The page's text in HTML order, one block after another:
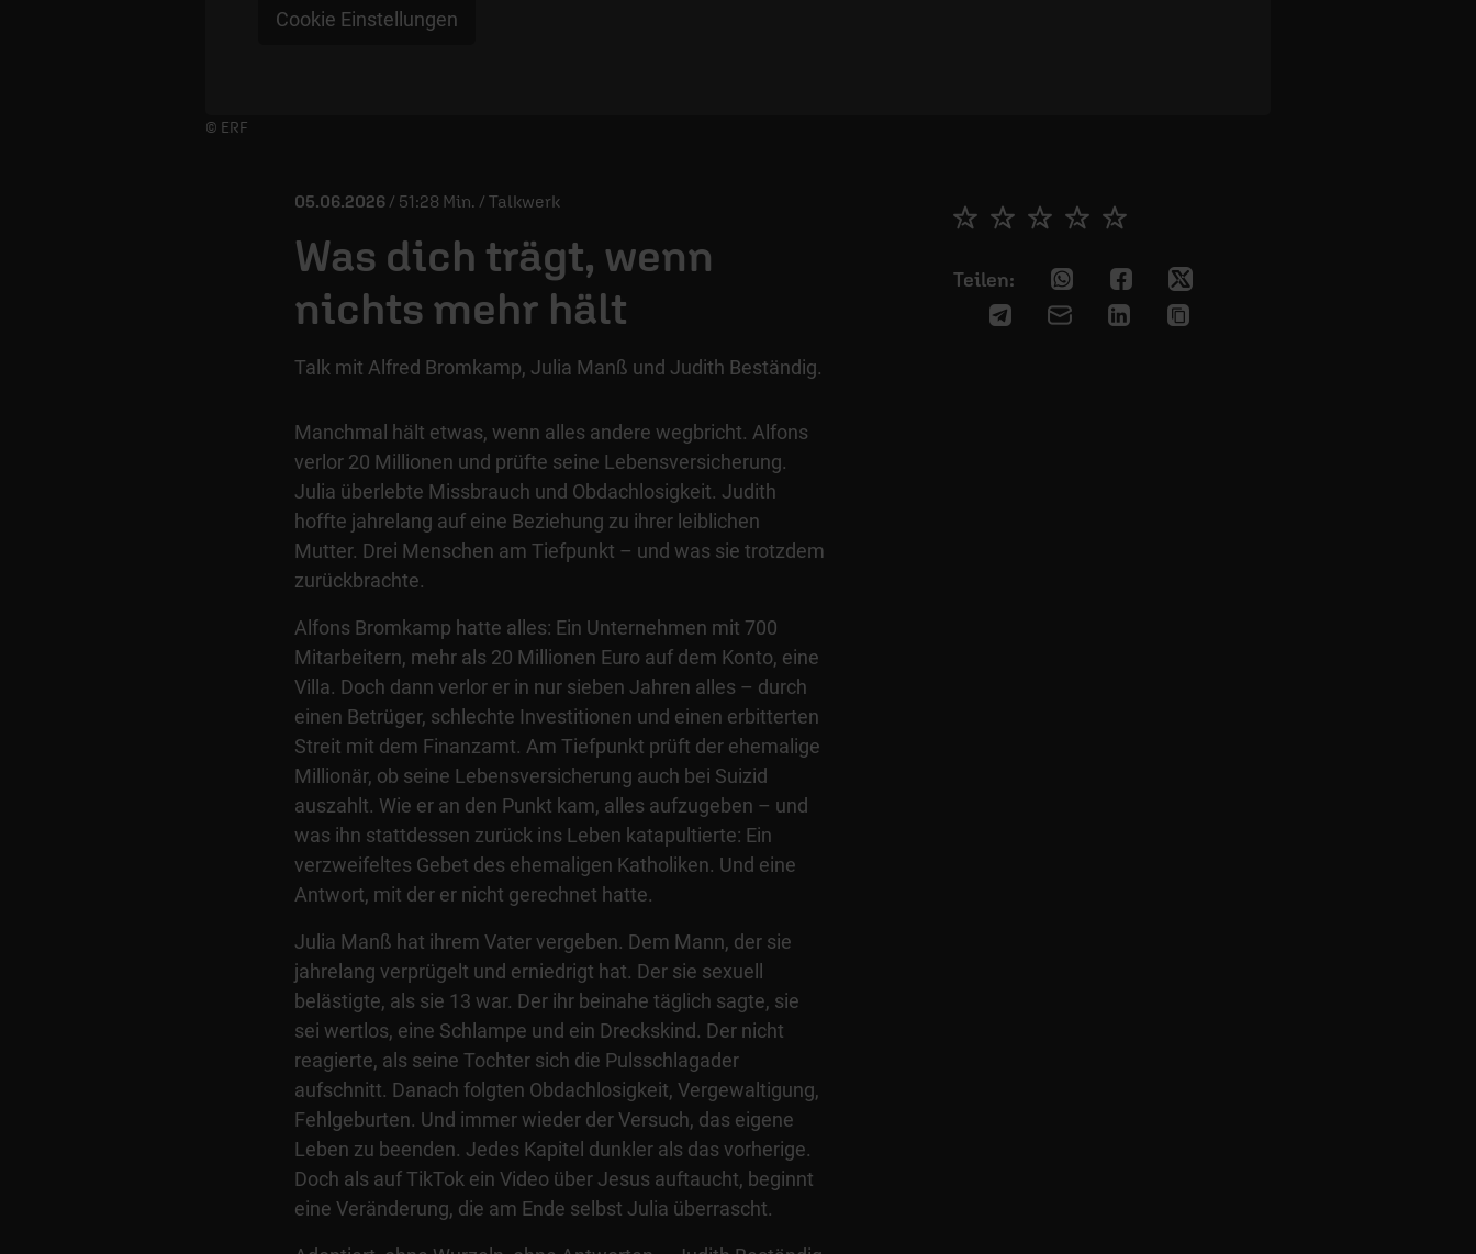
Cookie Einstellungen
Player starten/anhalten
© ERF
05.06.2026 / 51:28 Min. / Talkwerk
Was dich trägt, wenn
nichts mehr hält
Talk mit Alfred Bromkamp, Julia Manß und Judith Beständig.
Manchmal hält etwas, wenn alles andere wegbricht. Alfons
verlor 20 Millionen und prüfte seine Lebensversicherung.
Julia überlebte Missbrauch und Obdachlosigkeit. Judith
hoffte jahrelang auf eine Beziehung zu ihrer leiblichen
Mutter. Drei Menschen am Tiefpunkt – und was sie trotzdem
zurückbrachte.
Alfons Bromkamp hatte alles: Ein Unternehmen mit 700
Mitarbeitern, mehr als 20 Millionen Euro auf dem Konto, eine
Villa. Doch dann verlor er in nur sieben Jahren alles – durch
einen Betrüger, schlechte Investitionen und einen erbitterten
Streit mit dem Finanzamt. Am Tiefpunkt prüft der ehemalige
Millionär, ob seine Lebensversicherung auch bei Suizid
auszahlt. Wie er an den Punkt kam, alles aufzugeben – und
was ihn stattdessen zurück ins Leben katapultierte: Ein
verzweifeltes Gebet des ehemaligen Katholiken. Und eine
Antwort, mit der er nicht gerechnet hatte.
Julia Manß hat ihrem Vater vergeben. Dem Mann, der sie
jahrelang verprügelt und erniedrigt hat. Der sie sexuell
belästigte, als sie 13 war. Der ihr beinahe täglich sagte, sie
sei wertlos, eine Schlampe und ein Dreckskind. Der nicht
reagierte, als seine Tochter sich die Pulsschlagader
aufschnitt. Danach folgten Obdachlosigkeit, Vergewaltigung,
Fehlgeburten. Und immer wieder der Versuch, das eigene
Leben zu beenden. Jedes Kapitel dunkler als das vorherige.
Doch als auf TikTok ein Video über Jesus auftaucht, beginnt
eine Veränderung, die am Ende selbst Julia überrascht.